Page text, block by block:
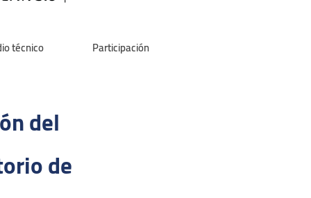
técnico Participación
del
de